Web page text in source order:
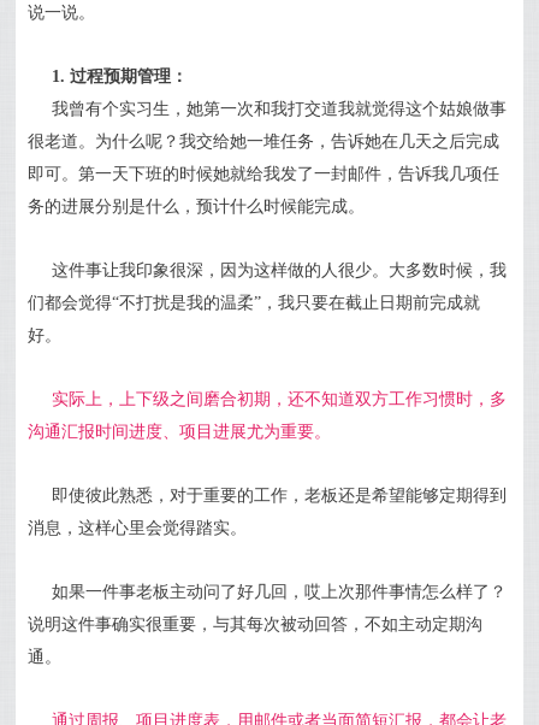
说一说。
1. 过程预期管理：
我曾有个实习生，她第一次和我打交道我就觉得这个姑娘做事
很老道。为什么呢？我交给她一堆任务，告诉她在几天之后完成
即可。第一天下班的时候她就给我发了一封邮件，告诉我几项任
务的进展分别是什么，预计什么时候能完成。
这件事让我印象很深，因为这样做的人很少。大多数时候，我
们都会觉得“不打扰是我的温柔”，我只要在截止日期前完成就
好。
实际上，上下级之间磨合初期，还不知道双方工作习惯时，多
沟通汇报时间进度、项目进展尤为重要。
即使彼此熟悉，对于重要的工作，老板还是希望能够定期得到
消息，这样心里会觉得踏实。
如果一件事老板主动问了好几回，哎上次那件事情怎么样了？
说明这件事确实很重要，与其每次被动回答，不如主动定期沟
通。
通过周报、项目进度表，用邮件或者当面简短汇报，都会让老